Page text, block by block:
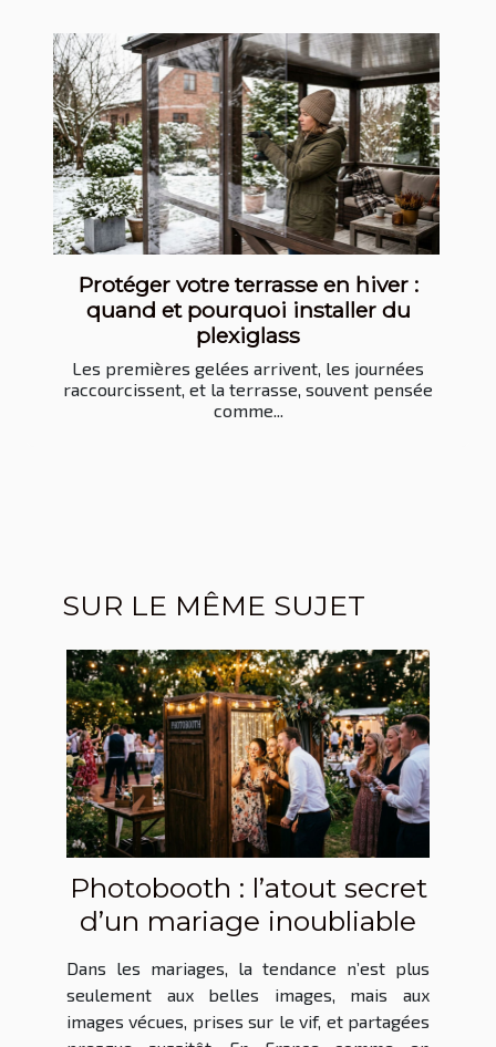
Protéger votre terrasse en hiver :
quand et pourquoi installer du
plexiglass
Les premières gelées arrivent, les journées
raccourcissent, et la terrasse, souvent pensée
comme...
SUR LE MÊME SUJET
Photobooth : l’atout secret
d’un mariage inoubliable
Dans les mariages, la tendance n’est plus
seulement aux belles images, mais aux
images vécues, prises sur le vif, et partagées